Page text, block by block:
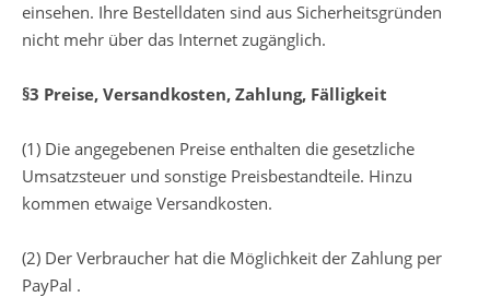
einsehen. Ihre Bestelldaten sind aus Sicherheitsgründen
nicht mehr über das Internet zugänglich.
§3 Preise, Versandkosten, Zahlung, Fälligkeit
(1) Die angegebenen Preise enthalten die gesetzliche
Umsatzsteuer und sonstige Preisbestandteile. Hinzu
kommen etwaige Versandkosten.
(2) Der Verbraucher hat die Möglichkeit der Zahlung per
PayPal .